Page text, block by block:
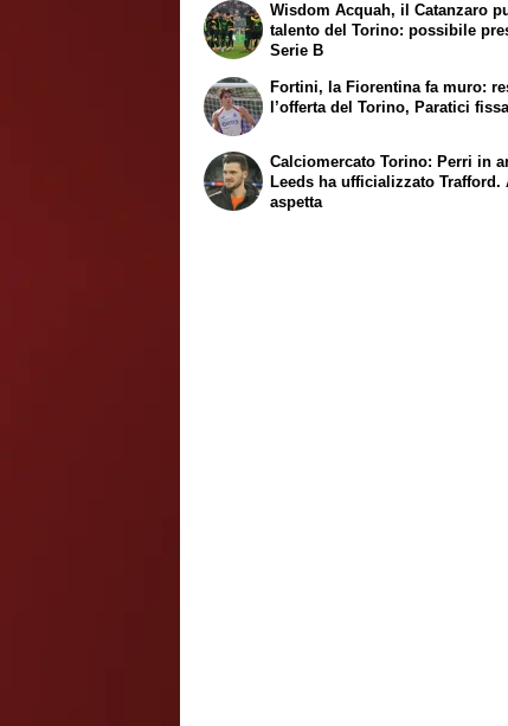
Wisdom Acquah, il Catanzaro
talento del Torino: possibile
Serie B
Fortini, la Fiorentina fa muro:
l’offerta del Torino, Paratici
Calciomercato Torino: Perri in
Leeds ha ufficializzato Trafford.
aspetta